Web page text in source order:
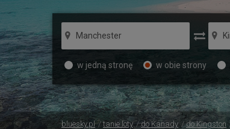
w jedną stronę w obie strony
bluesky.pl tanie loty do Kanady do Kingston